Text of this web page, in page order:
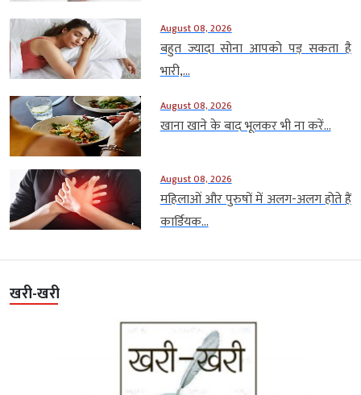
August 08, 2026
बहुत ज्यादा सोना आपको पड़ सकता है
भारी,...
August 08, 2026
खाना खाने के बाद भूलकर भी ना करें...
August 08, 2026
महिलाओं और पुरुषों में अलग-अलग होते हैं
कार्डियक...
खरी-खरी